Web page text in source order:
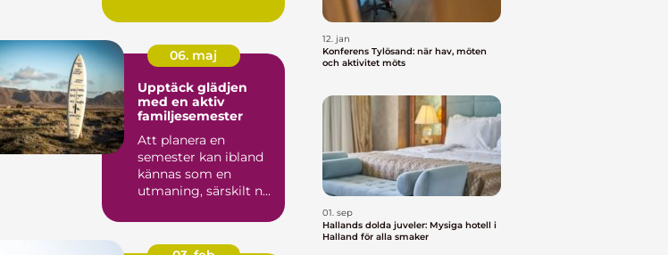
06. maj
Upptäck glädjen
med en aktiv
familjesemester
Att planera en
semester kan ibland
kännas som en
utmaning, särskilt när
12. jan
Konferens Tylösand: när hav, möten
och aktivitet möts
01. sep
Hallands dolda juveler: Mysiga hotell i
Halland för alla smaker